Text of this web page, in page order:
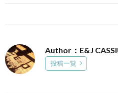
Author：E&J
投稿一覧